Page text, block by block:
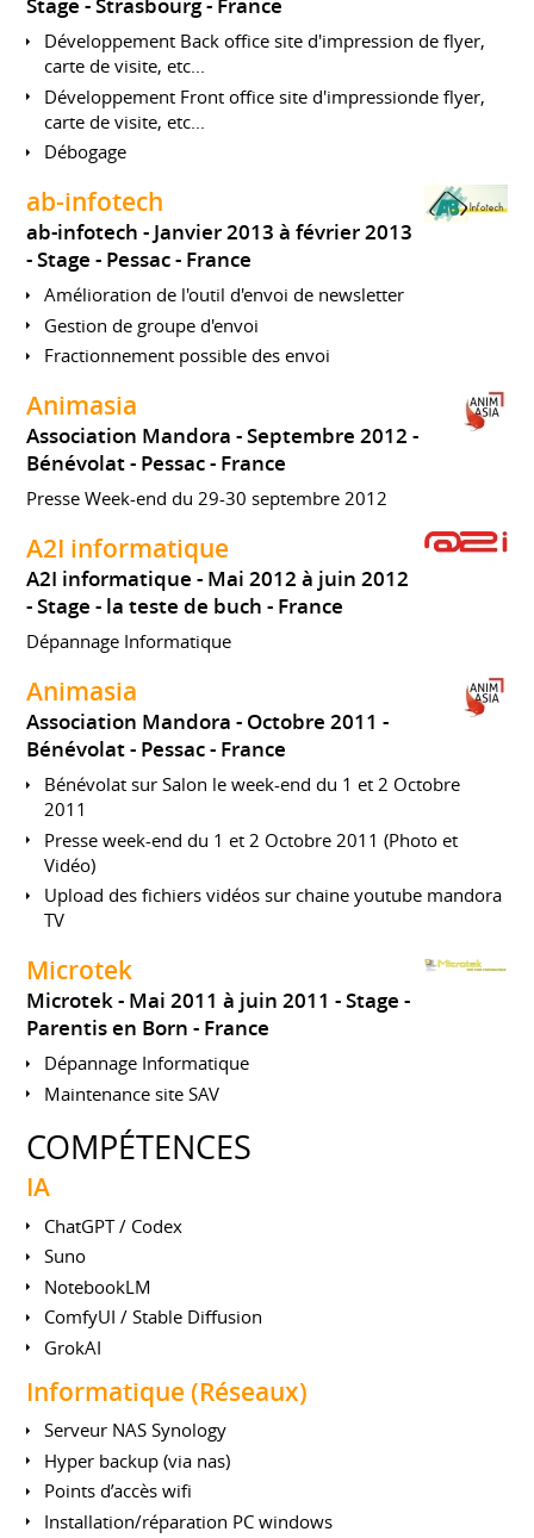
Stage Strasbourg France
Développement Back office site d'impression de flyer,
carte de visite, etc...
Développement Front office site d'impressionde flyer,
carte de visite, etc...
Débogage
ab-infotech
ab-infotech
Janvier 2013 à février 2013
Stage
Pessac France
Amélioration de l'outil d'envoi de newsletter
Gestion de groupe d'envoi
Fractionnement possible des envoi
Animasia
Association Mandora
Septembre 2012
Bénévolat
Pessac France
Presse Week-end du 29-30 septembre 2012
A2I informatique
A2I informatique
Mai 2012 à juin 2012
Stage
la teste de buch France
Dépannage Informatique
Animasia
Association Mandora
Octobre 2011
Bénévolat
Pessac France
Bénévolat sur Salon le week-end du 1 et 2 Octobre
2011
Presse week-end du 1 et 2 Octobre 2011 (Photo et
Vidéo)
Upload des fichiers vidéos sur chaine youtube mandora
TV
Microtek
Microtek Mai 2011 à juin 2011 Stage
Parentis en Born
France
Dépannage Informatique
Maintenance site SAV
COMPÉTENCES
IA
ChatGPT / Codex
Suno
NotebookLM
ComfyUI / Stable Diffusion
GrokAI
Informatique (Réseaux)
Serveur NAS Synology
Hyper backup (via nas)
Points d’accès wifi
Installation/réparation PC windows